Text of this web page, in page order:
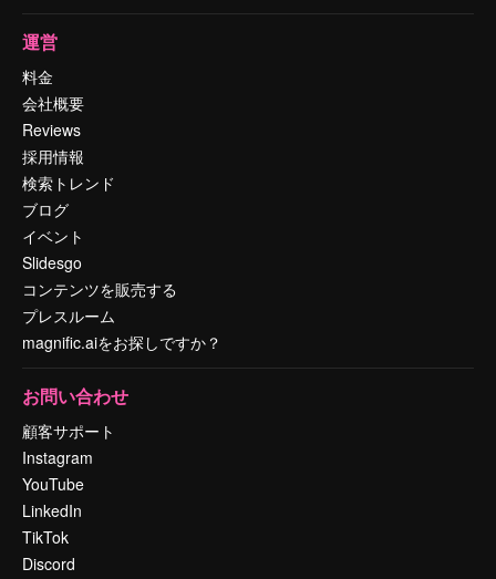
運営
料金
会社概要
Reviews
採用情報
検索トレンド
ブログ
イベント
Slidesgo
コンテンツを販売する
プレスルーム
magnific.aiをお探しですか？
お問い合わせ
顧客サポート
Instagram
YouTube
LinkedIn
TikTok
Discord